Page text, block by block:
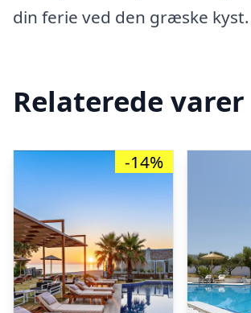
din ferie ved den græske kyst.
Relaterede varer
-14%